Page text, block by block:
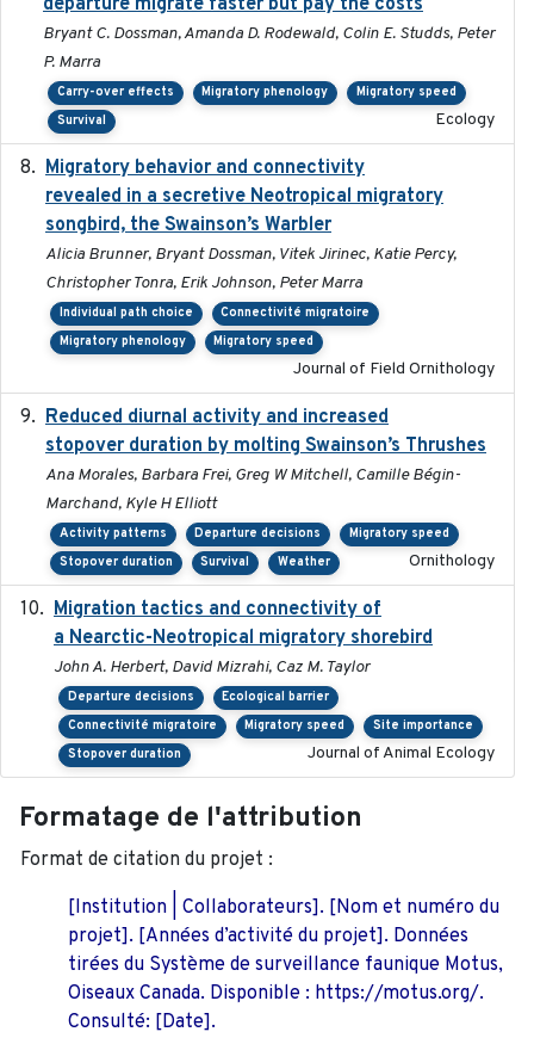
departure migrate faster but pay the costs
Bryant C. Dossman, Amanda D. Rodewald, Colin E. Studds, Peter
P. Marra
Carry-over effects Migratory phenology
Migratory speed
Survival
Ecology
Migratory behavior and connectivity
revealed in a secretive Neotropical migratory
songbird, the Swainson’s Warbler
Alicia Brunner, Bryant Dossman, Vitek Jirinec, Katie Percy,
Christopher Tonra, Erik Johnson, Peter Marra
Individual path choice
Connectivité migratoire
Migratory phenology
Migratory speed
Journal of Field Ornithology
Reduced diurnal activity and increased
stopover duration by molting Swainson’s Thrushes
Ana Morales, Barbara Frei, Greg W Mitchell, Camille Bégin-
Marchand, Kyle H Elliott
Activity patterns Departure decisions
Migratory speed
Stopover duration
Survival Weather Ornithology
Migration tactics and connectivity of
a Nearctic-Neotropical migratory shorebird
John A. Herbert, David Mizrahi, Caz M. Taylor
Departure decisions
Ecological barrier
Connectivité migratoire
Migratory speed
Site importance
Stopover duration
Journal of Animal Ecology
Formatage de l'attribution
Format de citation du projet :
[Institution | Collaborateurs]. [Nom et numéro du
projet]. [Années d’activité du projet]. Données
tirées du Système de surveillance faunique Motus,
Oiseaux Canada. Disponible : https://motus.org/.
Consulté: [Date].